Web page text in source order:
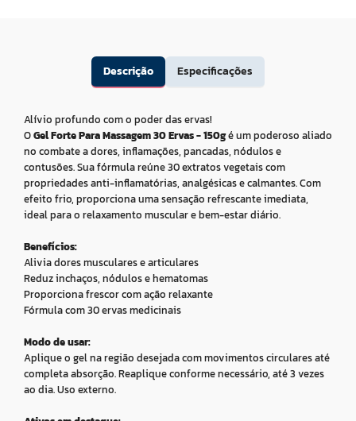
Descrição Especificações
Alívio profundo com o poder das ervas!
OGel Forte Para Massagem 30 Ervas - 150gé um poderoso aliado
no combate a dores, inflamações, pancadas, nódulos e
contusões. Sua fórmula reúne 30 extratos vegetais com
propriedades anti-inflamatórias, analgésicas e calmantes. Com
efeito frio, proporciona uma sensação refrescante imediata,
ideal para o relaxamento muscular e bem-estar diário.
Benefícios:
Alivia dores musculares e articulares
Reduz inchaços, nódulos e hematomas
Proporciona frescor com ação relaxante
Fórmula com 30 ervas medicinais
Modo de usar:
Aplique o gel na região desejada com movimentos circulares até
completa absorção. Reaplique conforme necessário, até 3 vezes
ao dia. Uso externo.